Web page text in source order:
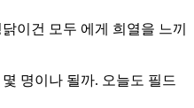
이건 모두 에게 희열을 느끼
명이나 될까. 오늘도 필드